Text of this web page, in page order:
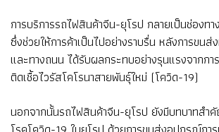
การบริการรถไฟสินค้าจีน-ยุโรป กลายเป็นช่อง
ซึ่งช่วยให้การค้าเป็นไปอย่างราบรื่น หลังการขนส่
และทางถนน ได้รับผลกระทบอย่างรุนแรงจากกา
ติดเชื้อไวรัสโคโรนาสายพันธุ์ใหม่ (โควิด-19)
นอกจากนั้นรถไฟสินค้าจีน-ยุโรป ยังมีบทบาทสำ